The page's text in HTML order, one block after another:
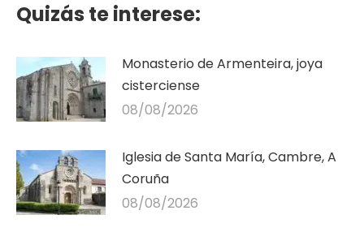
Quizás te interese:
Monasterio de Armenteira, joya
cisterciense
08/08/2026
Iglesia de Santa María, Cambre, A
Coruña
08/08/2026